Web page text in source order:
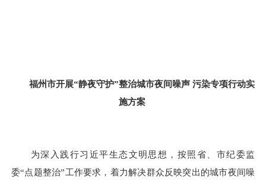
福州市开展“静夜守护”整治城市夜间噪声 污染专项行动实
施方案
为深入践行习近平生态文明思想，按照省、市纪委监
委“点题整治”工作要求，着力解决群众反映突出的城市夜间噪